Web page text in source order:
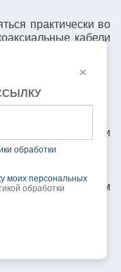
практически во
кабели
кабели
к антенне и
антенным
зданий
×
обработки
моих персональных
обработки